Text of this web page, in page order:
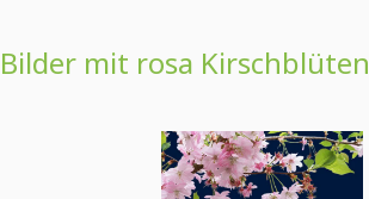
Bilder mit rosa Kirschblüten